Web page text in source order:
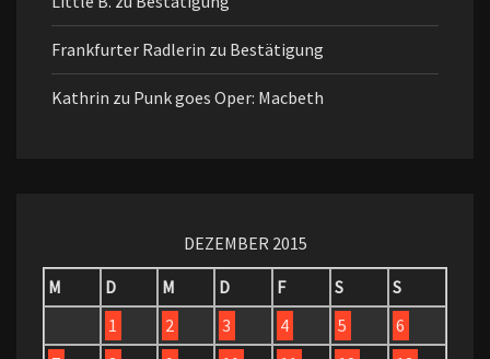
Frankfurter Radlerin zu Bestätigung
Kathrin zu Punk goes Oper: Macbeth
DEZEMBER 2015
M
D M D F S
S
1
2 3 4 5
6